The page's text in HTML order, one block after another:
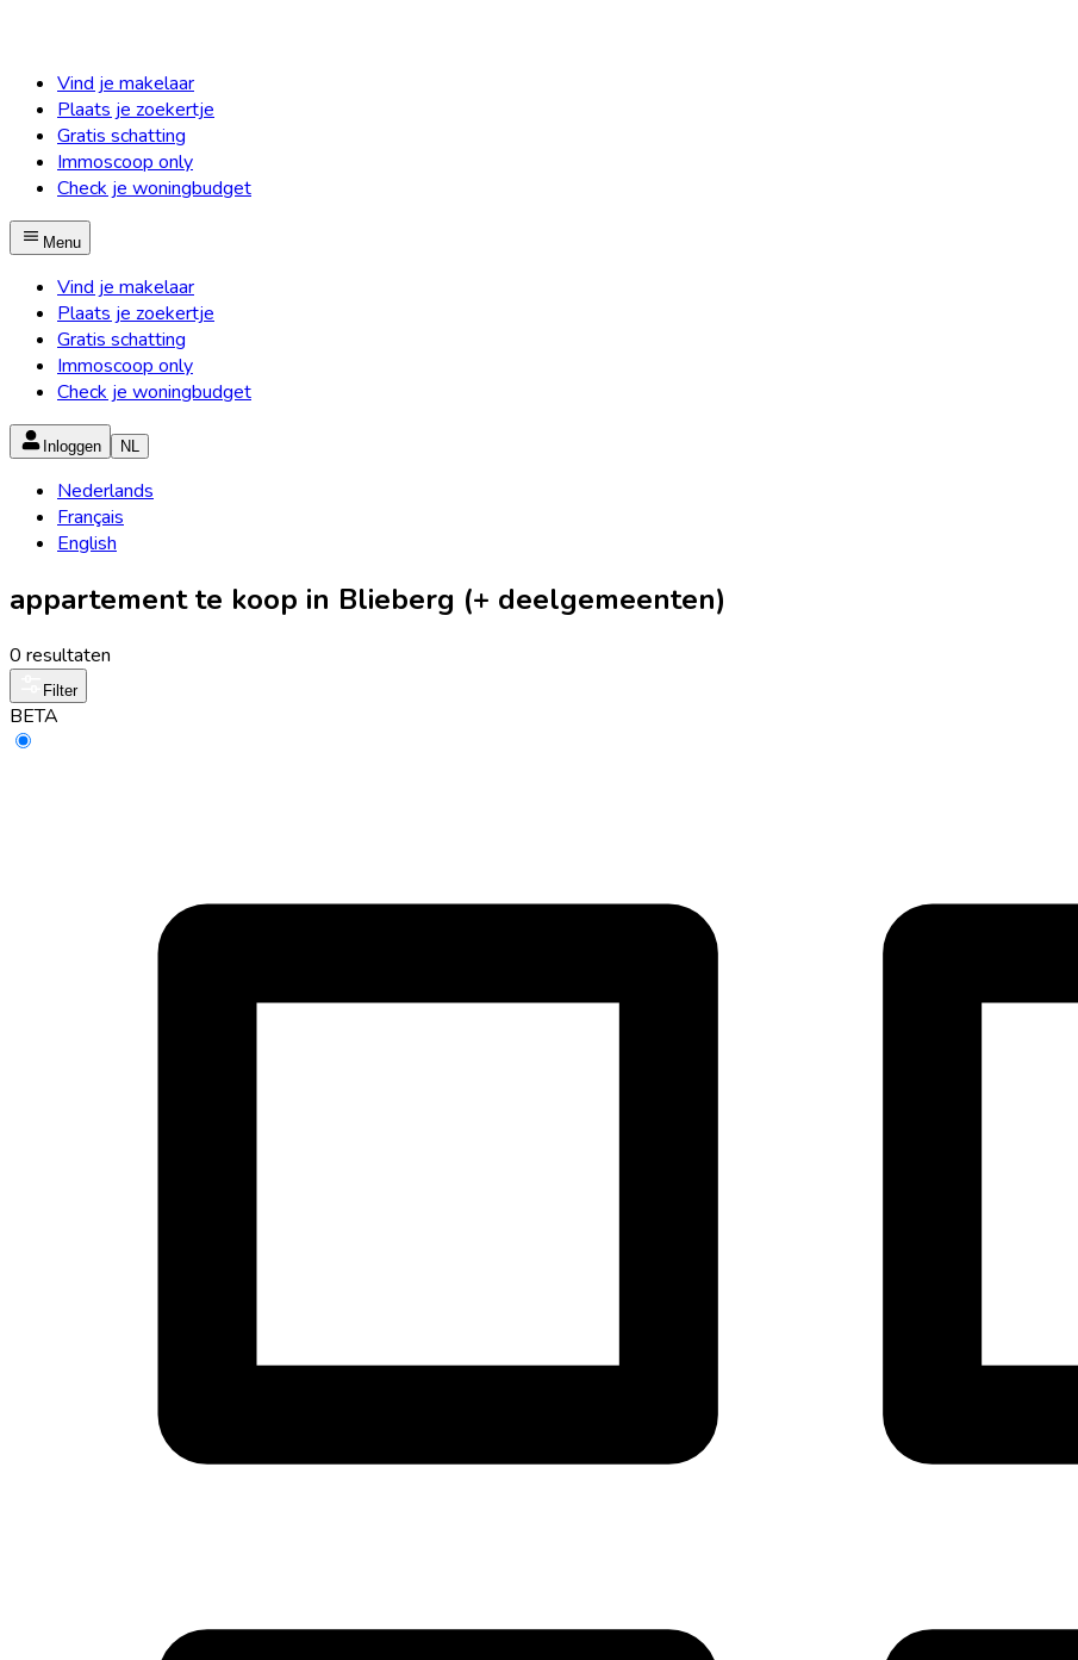
Vind je makelaar
Plaats je zoekertje
Gratis schatting
Immoscoop only
Check je woningbudget
Menu
Vind je makelaar
Plaats je zoekertje
Gratis schatting
Immoscoop only
Check je woningbudget
Inloggen NL
Nederlands
Français
English
appartement te koop in Blieberg (+ deelgemeenten)
0 resultaten
Filter
BETA